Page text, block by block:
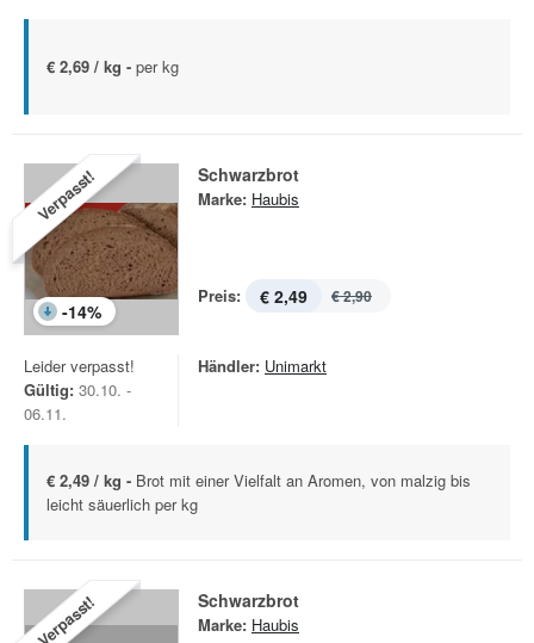
€ 2,69 / kg - per kg
Verpasst!
-14%
Schwarzbrot
Marke: Haubis
Preis: € 2,49 € 2,90
Leider verpasst!
Gültig: 30.10. -
06.11.
Händler: Unimarkt
€ 2,49 / kg - Brot mit einer Vielfalt an Aromen, von malzig bis
leicht säuerlich per kg
Verpasst! Schwarzbrot
Marke: Haubis